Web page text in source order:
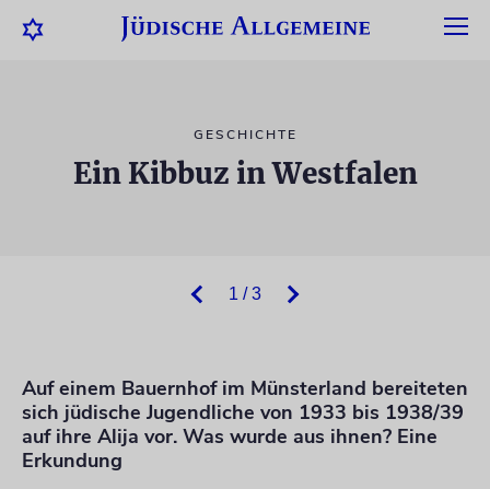
GESCHICHTE
Ein Kibbuz in Westfalen
1 / 3
Auf einem Bauernhof im Münsterland bereiteten
sich jüdische Jugendliche von 1933 bis 1938/39
auf ihre Alija vor. Was wurde aus ihnen? Eine
Erkundung